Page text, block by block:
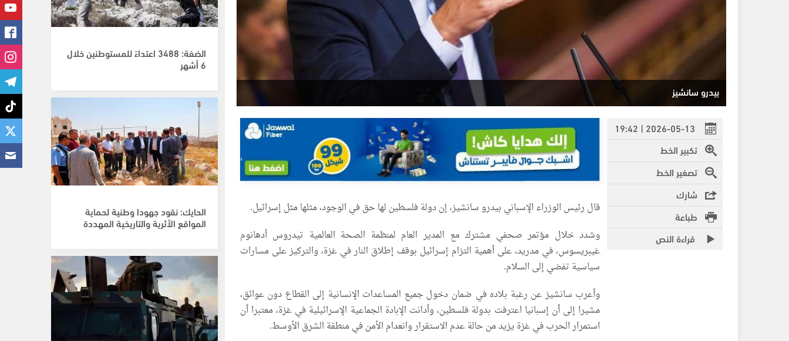
بيدرو سانشيز
2026-05-13 | 19:42
تكبير الخط
تصغير الخط
شارك
طباعة
قراءة النص
قال رئيس الوزراء الإسباني بيدرو سانشيز، إن دولة فلسطين لها حق في الوجود، مثلها مثل إسرائيل.
وشدد خلال مؤتمر صحفي مشترك مع المدير العام لمنظمة الصحة العالمية تيدروس أدهانوم
غيبريسوس، في مدريد، على أهمية التزام إسرائيل بوقف إطلاق النار في غزة، والتركيز على مسارات
سياسية تفضي إلى السلام.
وأعرب سانشيز عن رغبة بلاده في ضمان دخول جميع المساعدات الإنسانية إلى القطاع دون عوائق،
مشيرا إلى أن إسبانيا اعترفت بدولة فلسطين، وأدانت الإبادة الجماعية الإسرائيلية في غزة، معتبرا أن
استمرار الحرب في غزة يزيد من حالة عدم الاستقرار وانعدام الأمن في منطقة الشرق الأوسط.
الضفة: 3488 اعتداءً للمستوطنين خلال
6 أشهر
الحايك: نقود جهودا وطنية لحماية
المواقع الأثرية والتاريخية المهددة